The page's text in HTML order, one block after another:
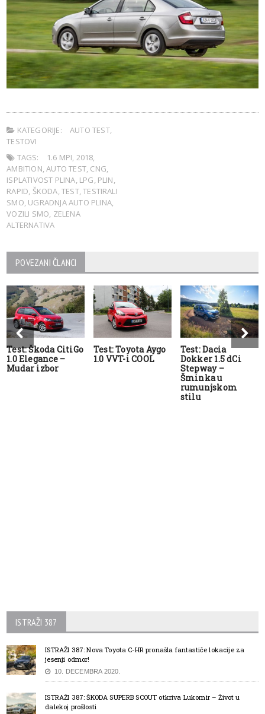
KATEGORIJE: AUTO TEST,
TESTOVI
TAGS:
1.6 MPI, 2018,
AMBITION,AUTO TEST, CNG,
ISPLATIVOST PLINA, LPG, PLIN,
RAPID, ŠKODA,TEST,TESTIRALI
SMO, UGRADNJA AUTO PLINA,
VOZILI SMO, ZELENA
ALTERNATIVA
POVEZANI ČLANCI
Test: Škoda CitiGo
1.0 Elegance –
Mudar izbor
Test: Toyota Aygo
1.0 VVT-i COOL
Test: Dacia
Dokker 1.5 dCi
Stepway –
Šminka u
rumunjskom
stilu
ISTRAŽI 387
ISTRAŽI 387: Nova Toyota C-HR pronašla fantastiče lokacije za
jesenji odmor!
10. DECEMBRA 2020.
ISTRAŽI 387: ŠKODA SUPERB SCOUT otkriva Lukomir – Život u
dalekoj prošlosti